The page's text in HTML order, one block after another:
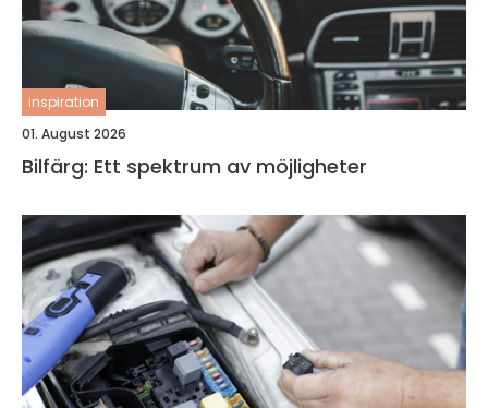
inspiration
01. August 2026
Bilfärg: Ett spektrum av möjligheter